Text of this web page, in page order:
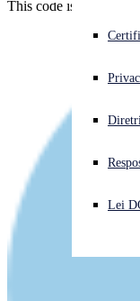
Enfrentando um
Open search
Português (Brasil)
Lei
This code is